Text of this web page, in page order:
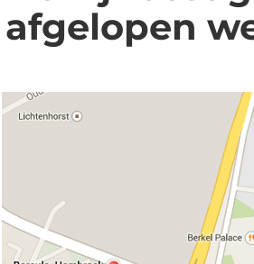
afgelopen